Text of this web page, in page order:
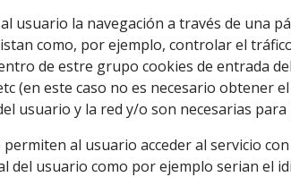
usuario la navegación a través de una
como, por ejemplo, controlar el
de estre grupo cookies de entrada
(en este caso no es necesario obtener
usuario y la red y/o son necesarias
al usuario acceder al servicio
usuario como por ejemplo serian el